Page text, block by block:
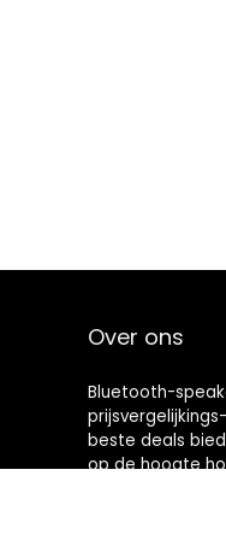
Over ons
Bluetooth-
beste deals
op de hoogte